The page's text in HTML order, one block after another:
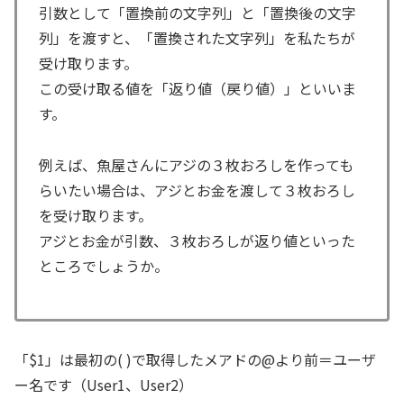
引数として「置換前の文字列」と「置換後の文字
列」を渡すと、「置換された文字列」を私たちが
受け取ります。
この受け取る値を「返り値（戻り値）」といいま
す。
例えば、魚屋さんにアジの３枚おろしを作っても
らいたい場合は、アジとお金を渡して３枚おろし
を受け取ります。
アジとお金が引数、３枚おろしが返り値といった
ところでしょうか。
「$1」は最初の( )で取得したメアドの@より前＝ユーザ
ー名です（User1、User2）